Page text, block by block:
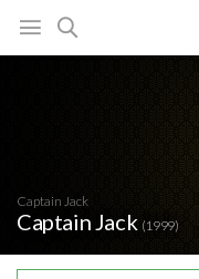
Captain Jack
Captain Jack (1999)